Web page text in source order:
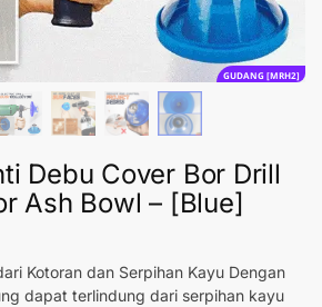
GUDANG [MRH2]
Debu Cover Bor Drill
Ash Bowl – [Blue]
Kotoran dan Serpihan Kayu Dengan
dapat terlindung dari serpihan kayu